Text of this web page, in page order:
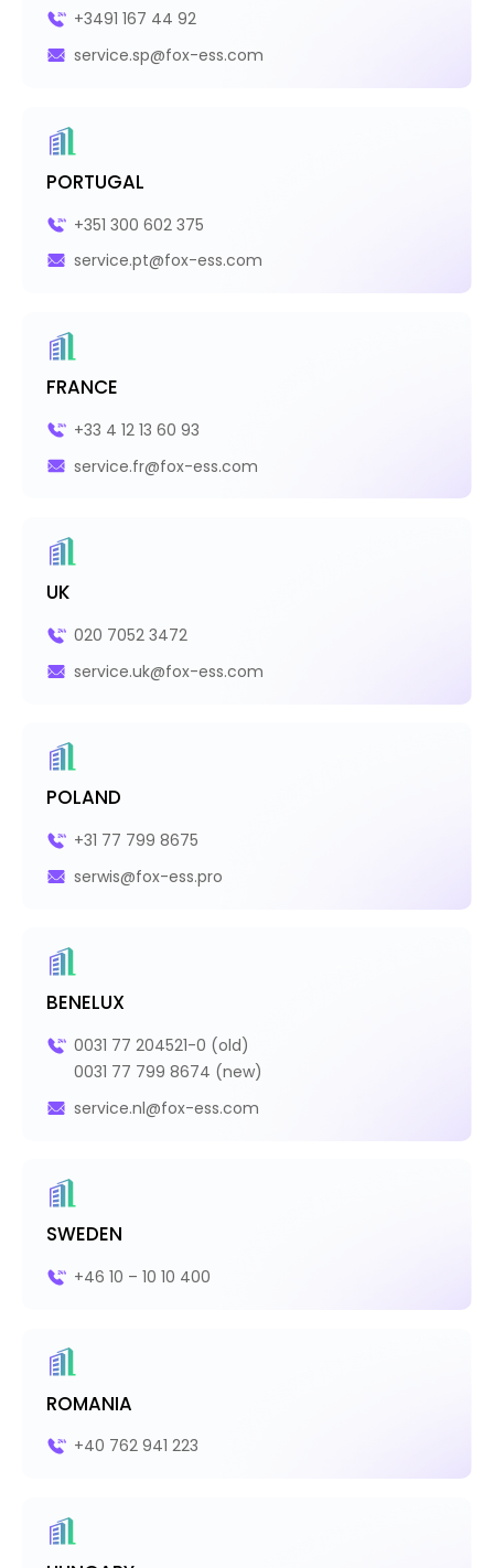
+3491 167 44 92
service.sp@fox-ess.com
PORTUGAL
+351 300 602 375
service.pt@fox-ess.com
FRANCE
+33 4 12 13 60 93
service.fr@fox-ess.com
UK
020 7052 3472
service.uk@fox-ess.com
POLAND
+31 77 799 8675
serwis@fox-ess.pro
BENELUX
0031 77 204521-0 (old)
0031 77 799 8674 (new)
service.nl@fox-ess.com
SWEDEN
+46 10 – 10 10 400
ROMANIA
+40 762 941 223